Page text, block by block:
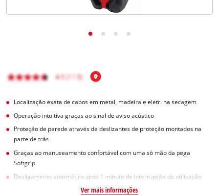
Localização exata de cabos em metal, madeira e eletr. na secagem
Operação intuitiva graças ao sinal de aviso acústico
Proteção de parede através de deslizantes de proteção montados na
parte de trás
Graças ao manuseamento confortável com uma só mão da pega
Softgrip
Desligamento automático após 1 minuto de interrupção da utilização
Ver mais informações